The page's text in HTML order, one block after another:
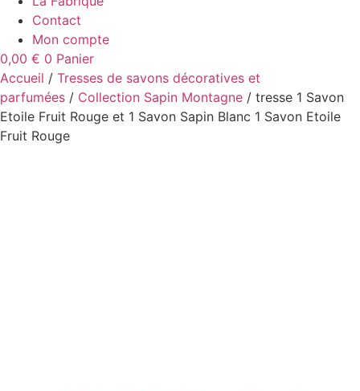
Contact
Mon compte
0,00 € 0 Panier
Accueil / Tresses de savons décoratives et
parfumées / Collection Sapin Montagne / tresse 1 Savon
Etoile Fruit Rouge et 1 Savon Sapin Blanc 1 Savon Etoile
Fruit Rouge